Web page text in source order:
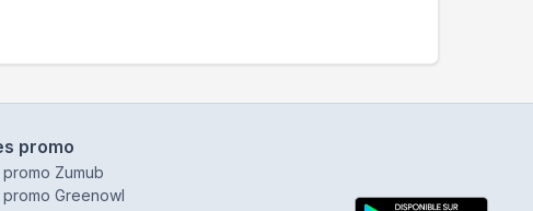
promo
Zumub
Greenowl